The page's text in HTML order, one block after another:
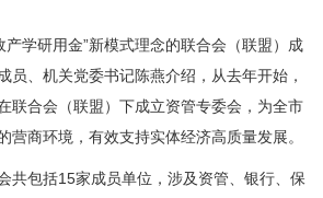
产学研用金”新模式理念的联合会（联盟）成
员、机关党委书记陈燕介绍，从去年开始，
联合会（联盟）下成立资管专委会，为全市
营商环境，有效支持实体经济高质量发展。
共包括15家成员单位，涉及资管、银行、保